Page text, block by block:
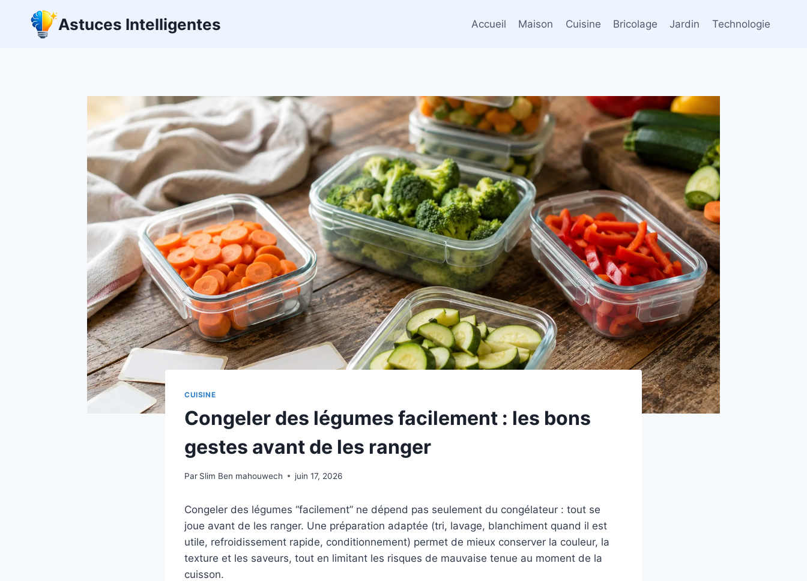
contenu
Astuces Intelligentes Accueil Maison Cuisine Bricolage Jardin Technologie
CUISINE
Congeler des légumes facilement : les bons
gestes avant de les ranger
Par Slim Ben mahouwech juin 17, 2026
Congeler des légumes “facilement” ne dépend pas seulement du congélateur : tout se
joue avant de les ranger. Une préparation adaptée (tri, lavage, blanchiment quand il est
utile, refroidissement rapide, conditionnement) permet de mieux conserver la couleur, la
texture et les saveurs, tout en limitant les risques de mauvaise tenue au moment de la
cuisson.